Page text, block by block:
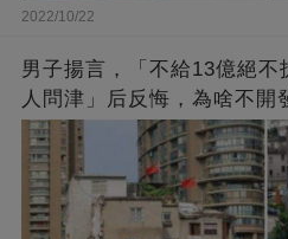
2022/10/22
男子揚言，「不給13億絕
人問津」后反悔，為啥不開
找的